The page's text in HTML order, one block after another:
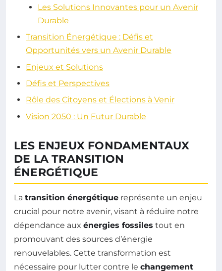
Les Solutions Innovantes pour un Avenir
Durable
Transition Énergétique : Défis et
Opportunités vers un Avenir Durable
Enjeux et Solutions
Défis et Perspectives
Rôle des Citoyens et Élections à Venir
Vision 2050 : Un Futur Durable
LES ENJEUX FONDAMENTAUX
DE LA TRANSITION
ÉNERGÉTIQUE
La transition énergétique représente un enjeu
crucial pour notre avenir, visant à réduire notre
dépendance aux énergies fossiles tout en
promouvant des sources d’énergie
renouvelables. Cette transformation est
nécessaire pour lutter contre le changement